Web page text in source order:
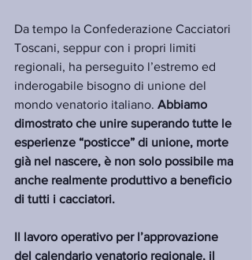
Da tempo la Confederazione Cacciatori
Toscani, seppur con i propri limiti
regionali, ha perseguito l’estremo ed
inderogabile bisogno di unione del
mondo venatorio italiano. Abbiamo
dimostrato che unire superando tutte le
esperienze “posticce” di unione, morte
già nel nascere, è non solo possibile ma
anche realmente produttivo a beneficio
di tutti i cacciatori.
Il lavoro operativo per l’approvazione
del calendario venatorio regionale, il